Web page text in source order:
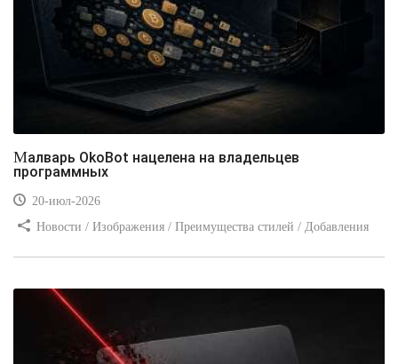
Малварь OkoBot нацелена на владельцев
программных
20-июл-2026
Новости / Изображения / Преимущества стилей / Добавления